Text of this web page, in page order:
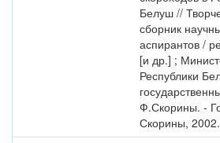
Белуш //
сборник
аспирантов /
[и др.] ;
Республики
Ф.Скорины. -
Скорины,